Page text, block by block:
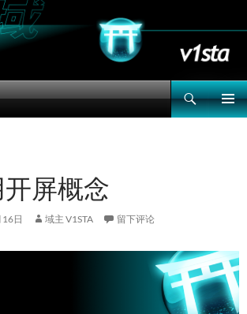
屏概念
日 域主 V1STA 留下评论